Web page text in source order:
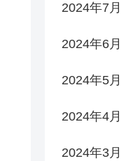
2024年7月
2024年6月
2024年5月
2024年4月
2024年3月